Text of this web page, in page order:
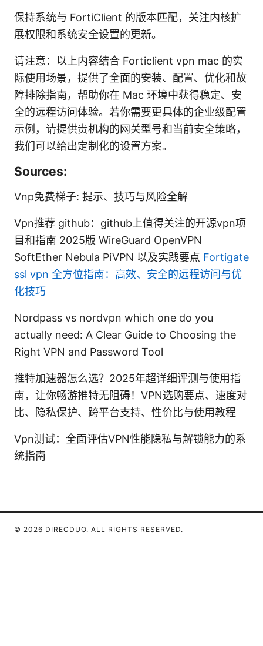
保持系统与 FortiClient 的版本匹配，关注内核扩
展权限和系统安全设置的更新。
请注意：以上内容结合 Forticlient vpn mac 的实
际使用场景，提供了全面的安装、配置、优化和故
障排除指南，帮助你在 Mac 环境中获得稳定、安
全的远程访问体验。若你需要更具体的企业级配置
示例，请提供贵机构的网关型号和当前安全策略，
我们可以给出定制化的设置方案。
Sources:
Vnp免费梯子: 提示、技巧与风险全解
Vpn推荐 github：github上值得关注的开源vpn项
目和指南 2025版 WireGuard OpenVPN
SoftEther Nebula PiVPN 以及实践要点 Fortigate
ssl vpn 全方位指南：高效、安全的远程访问与优
化技巧
Nordpass vs nordvpn which one do you
actually need: A Clear Guide to Choosing the
Right VPN and Password Tool
推特加速器怎么选？2025年超详细评测与使用指
南，让你畅游推特无阻碍！VPN选购要点、速度对
比、隐私保护、跨平台支持、性价比与使用教程
Vpn测试：全面评估VPN性能隐私与解锁能力的系
统指南
© 2026 DIRECDUO. ALL RIGHTS RESERVED.